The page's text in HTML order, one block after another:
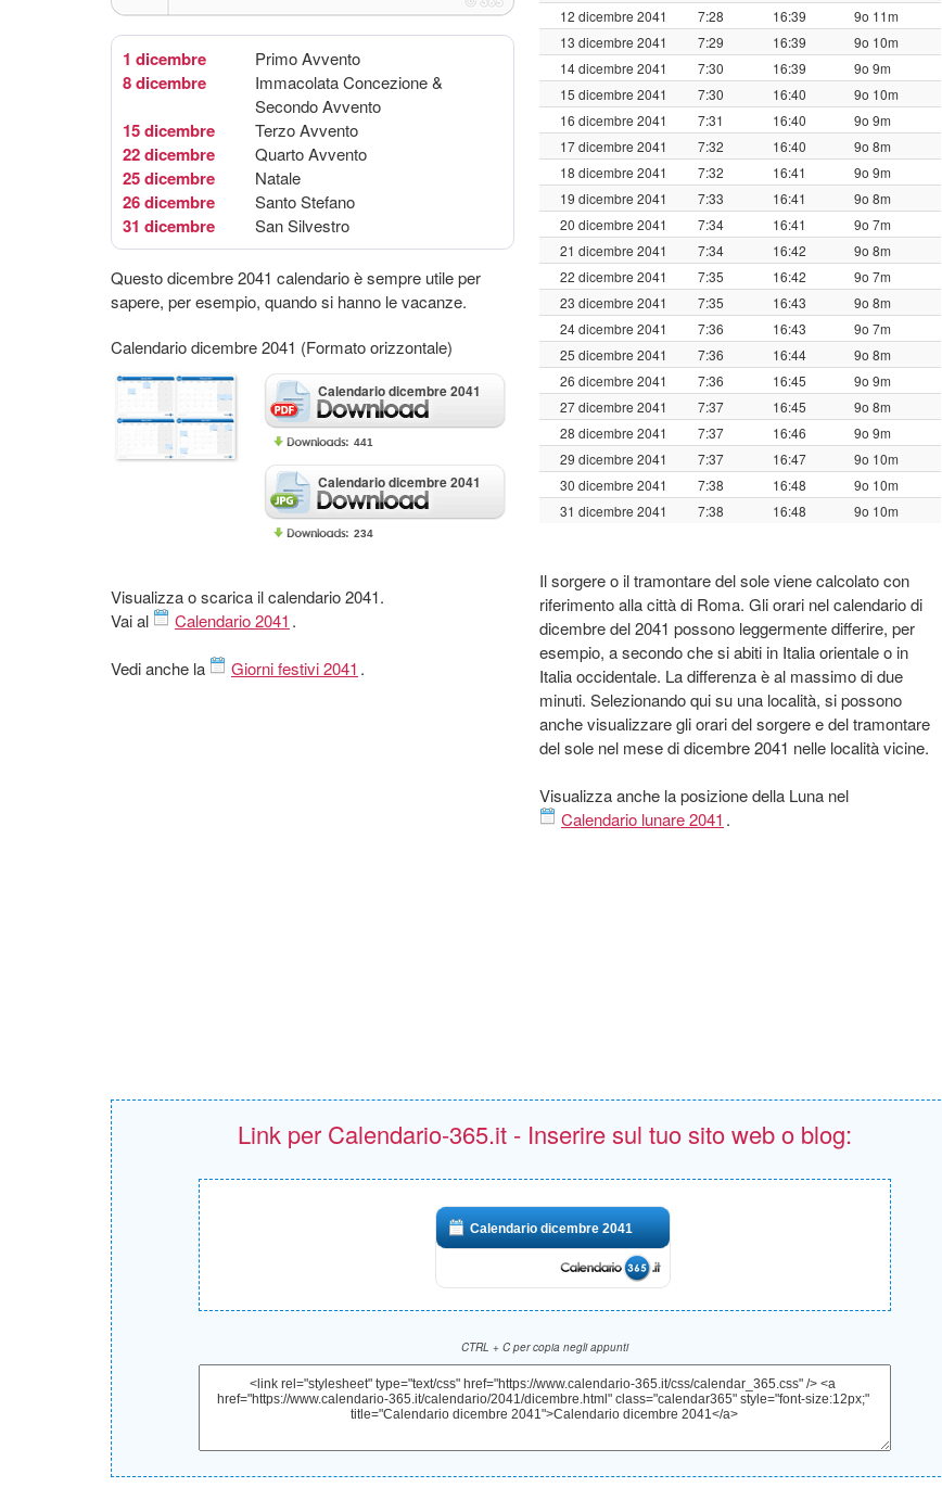
1 dicembre Primo Avvento
8 dicembre
Immacolata Concezione &
Secondo Avvento
15 dicembre Terzo Avvento
22 dicembre Quarto Avvento
25 dicembre Natale
26 dicembre Santo Stefano
31 dicembre San Silvestro
Questo dicembre 2041 calendario è sempre utile per
sapere, per esempio, quando si hanno le vacanze.
Calendario dicembre 2041 (Formato orizzontale)
Calendario dicembre 2041
441
Calendario dicembre 2041
234
Visualizza o scarica il calendario 2041.
Vai al
Calendario 2041 .
Vedi anche la Giorni festivi 2041 .
12 dicembre 2041
7:28 16:39
9o 11m
13 dicembre 2041
7:29 16:39
9o 10m
14 dicembre 2041
7:30 16:39
9o 9m
15 dicembre 2041
7:30 16:40
9o 10m
16 dicembre 2041
7:31 16:40
9o 9m
17 dicembre 2041
7:32 16:40
9o 8m
18 dicembre 2041
7:32 16:41
9o 9m
19 dicembre 2041
7:33 16:41
9o 8m
20 dicembre 2041
7:34 16:41
9o 7m
21 dicembre 2041
7:34 16:42
9o 8m
22 dicembre 2041
7:35 16:42
9o 7m
23 dicembre 2041
7:35 16:43
9o 8m
24 dicembre 2041
7:36 16:43
9o 7m
25 dicembre 2041
7:36 16:44
9o 8m
26 dicembre 2041
7:36 16:45
9o 9m
27 dicembre 2041
7:37 16:45
9o 8m
28 dicembre 2041
7:37 16:46
9o 9m
29 dicembre 2041
7:37 16:47
9o 10m
30 dicembre 2041
7:38 16:48
9o 10m
31 dicembre 2041
7:38 16:48 9o 10m
Il sorgere o il tramontare del sole viene calcolato con
riferimento alla città di Roma. Gli orari nel calendario di
dicembre del 2041 possono leggermente differire, per
esempio, a secondo che si abiti in Italia orientale o in
Italia occidentale. La differenza è al massimo di due
minuti. Selezionando qui su una località, si possono
anche visualizzare gli orari del sorgere e del tramontare
del sole nel mese di dicembre 2041 nelle località vicine.
Visualizza anche la posizione della Luna nel
Calendario lunare 2041 .
Link per Calendario-365.it - Inserire sul tuo sito web o blog:
Calendario dicembre 2041
CTRL + C per copia negli appunti